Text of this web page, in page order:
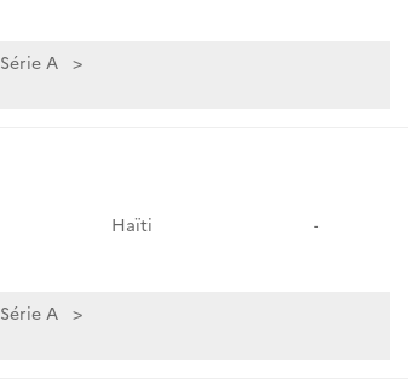
Série A
Haïti -
Série A